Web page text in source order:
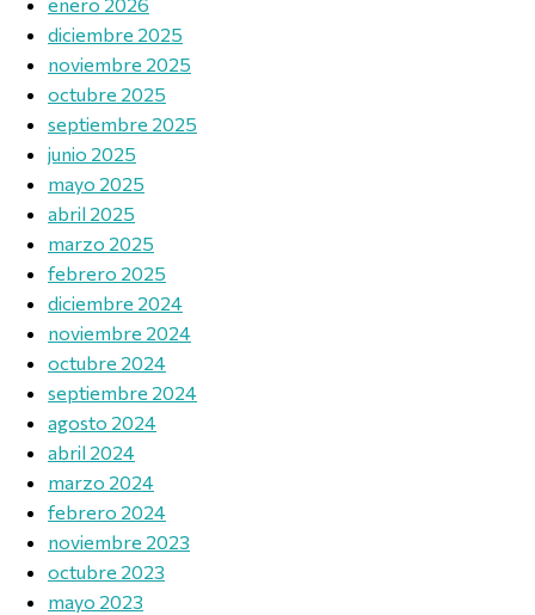
diciembre 2025
noviembre 2025
octubre 2025
septiembre 2025
junio 2025
mayo 2025
abril 2025
marzo 2025
febrero 2025
diciembre 2024
noviembre 2024
octubre 2024
septiembre 2024
agosto 2024
abril 2024
marzo 2024
febrero 2024
noviembre 2023
octubre 2023
mayo 2023